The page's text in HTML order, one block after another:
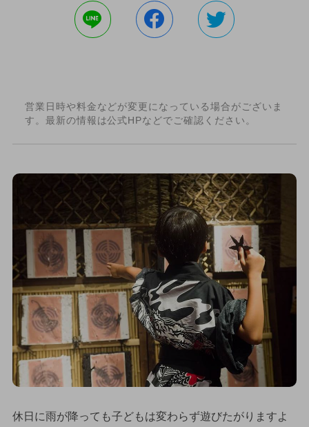
営業日時や料金などが変更になっている場合がございま
す。最新の情報は公式HPなどでご確認ください。
休日に雨が降っても子どもは変わらず遊びたがりますよ